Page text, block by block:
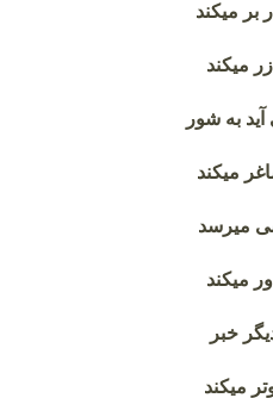
میکند
میکند
به شور
میکند
میرسد
میکند
خبر
میکند